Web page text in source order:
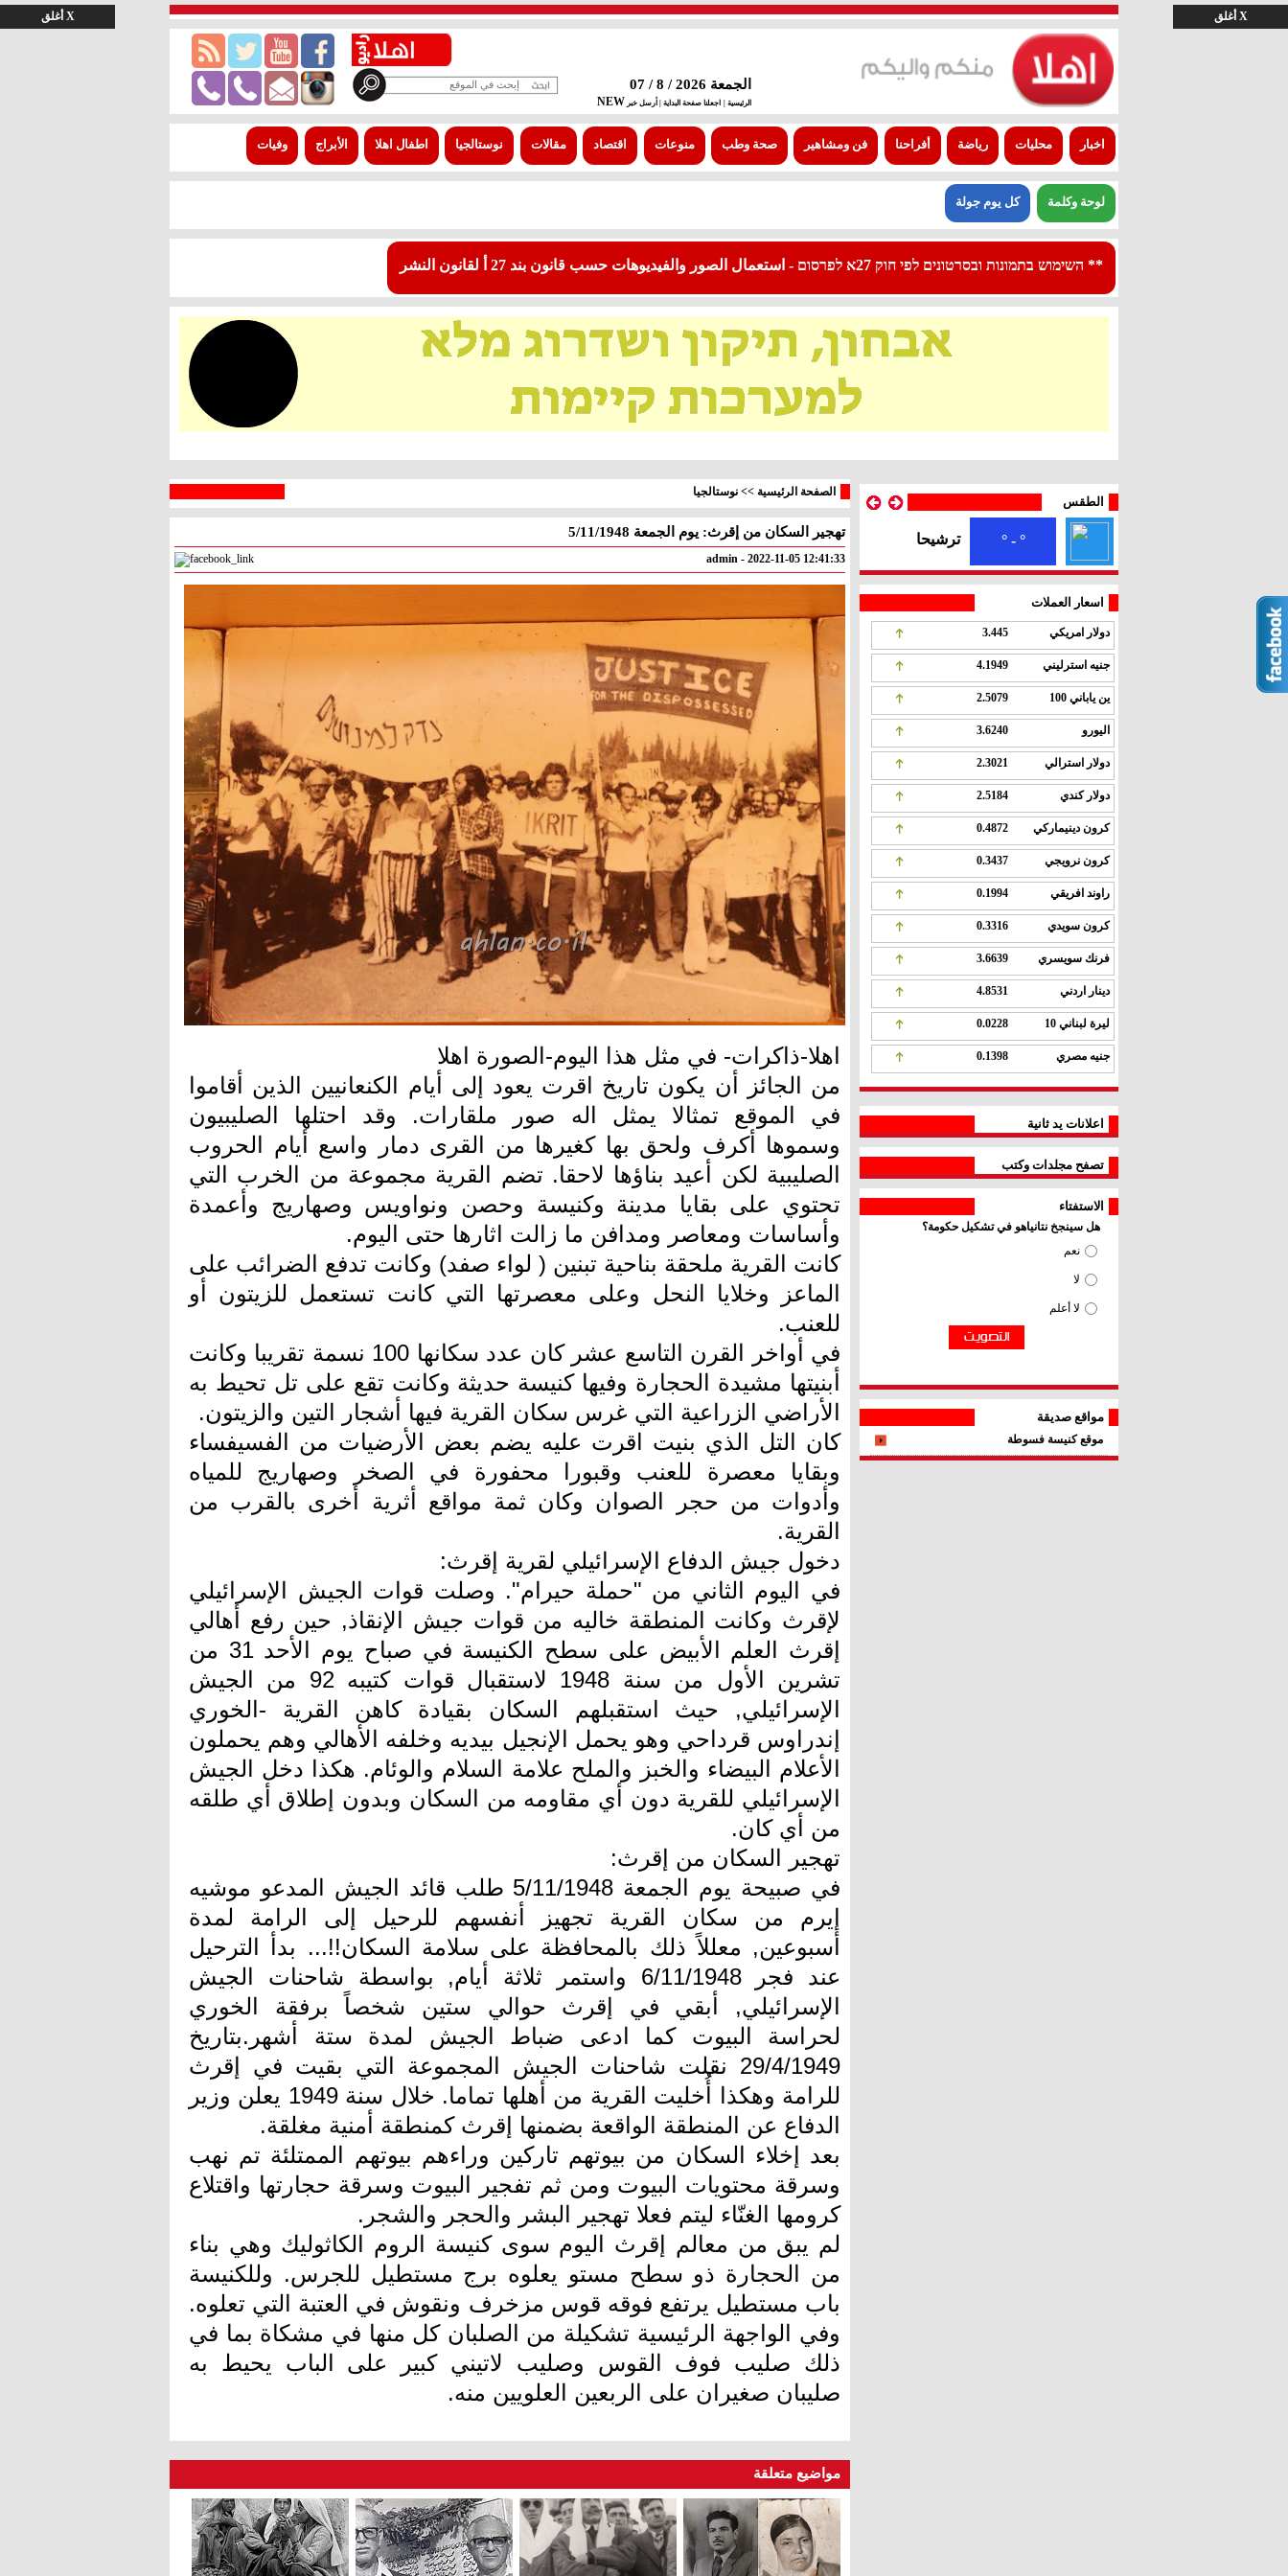
X أغلق X أغلق
الجمعة 2026 / 8 / 07
الرئيسية | اجعلنا صفحة البداية | أرسل خبر NEW
اخبار محليات رياضة أفراحنا فن ومشاهير صحة وطب منوعات اقتصاد مقالات نوستالجيا اطفال اهلا الأبراج وفيات
لوحة وكلمة كل يوم جولة
** השימוש בתמונות ובסרטונים לפי חוק 27א לפרסום - استعمال الصور والفيديوهات حسب قانون بند 27 أ لقانون النشر
الطقس
° - ° ترشيحا ° - ° معليا
اسعار العملات
دولار امريكي 3.445
جنيه استرليني 4.1949
ين ياباني 100 2.5079
اليورو 3.6240
دولار استرالي 2.3021
دولار كندي 2.5184
كرون دينيماركي 0.4872
كرون نرويجي 0.3437
راوند افريقي 0.1994
كرون سويدي 0.3316
فرنك سويسري 3.6639
دينار اردني 4.8531
ليرة لبناني 10 0.0228
جنيه مصري 0.1398
اعلانات يد ثانية
تصفح مجلدات وكتب
الاستفتاء
مواقع صديقة
موقع كنيسة فسوطة
الصفحة الرئيسية >> نوستالجيا
تهجير السكان من إقرث: يوم الجمعة 5/11/1948
admin - 2022-11-05 12:41:33
اهلا-ذاكرات- في مثل هذا اليوم-الصورة اهلا
من الجائز أن يكون تاريخ اقرت يعود إلى أيام الكنعانيين الذين أقاموا
في الموقع تمثالا يمثل اله صور ملقارات. وقد احتلها الصليبيون
وسموها أكرف ولحق بها كغيرها من القرى دمار واسع أيام الحروب
الصليبية لكن أعيد بناؤها لاحقا. تضم القرية مجموعة من الخرب التي
تحتوي على بقايا مدينة وكنيسة وحصن ونواويس وصهاريج وأعمدة
وأساسات ومعاصر ومدافن ما زالت اثارها حتى اليوم.
كانت القرية ملحقة بناحية تبنين ( لواء صفد) وكانت تدفع الضرائب على
الماعز وخلايا النحل وعلى معصرتها التي كانت تستعمل للزيتون أو
للعنب.
في أواخر القرن التاسع عشر كان عدد سكانها 100 نسمة تقريبا وكانت
أبنيتها مشيدة الحجارة وفيها كنيسة حديثة وكانت تقع على تل تحيط به
الأراضي الزراعية التي غرس سكان القرية فيها أشجار التين والزيتون.
كان التل الذي بنيت اقرت عليه يضم بعض الأرضيات من الفسيفساء
وبقايا معصرة للعنب وقبورا محفورة في الصخر وصهاريج للمياه
وأدوات من حجر الصوان وكان ثمة مواقع أثرية أخرى بالقرب من
القرية.
دخول جيش الدفاع الإسرائيلي لقرية إقرث:
في اليوم الثاني من "حملة حيرام". وصلت قوات الجيش الإسرائيلي
لإقرث وكانت المنطقة خاليه من قوات جيش الإنقاذ, حين رفع أهالي
إقرث العلم الأبيض على سطح الكنيسة في صباح يوم الأحد 31 من
تشرين الأول من سنة 1948 لاستقبال قوات كتيبه 92 من الجيش
الإسرائيلي, حيث استقبلهم السكان بقيادة كاهن القرية -الخوري
إندراوس قرداحي وهو يحمل الإنجيل بيديه وخلفه الأهالي وهم يحملون
الأعلام البيضاء والخبز والملح علامة السلام والوئام. هكذا دخل الجيش
الإسرائيلي للقرية دون أي مقاومه من السكان وبدون إطلاق أي طلقه
من أي كان.
تهجير السكان من إقرث:
في صبيحة يوم الجمعة 5/11/1948 طلب قائد الجيش المدعو موشيه
إيرم من سكان القرية تجهيز أنفسهم للرحيل إلى الرامة لمدة
أسبوعين, معللاً ذلك بالمحافظة على سلامة السكان!!... بدأ الترحيل
عند فجر 6/11/1948 واستمر ثلاثة أيام, بواسطة شاحنات الجيش
الإسرائيلي, أبقي في إقرث حوالي ستين شخصاً برفقة الخوري
لحراسة البيوت كما ادعى ضباط الجيش لمدة ستة أشهر.بتاريخ
29/4/1949 نقلت شاحنات الجيش المجموعة التي بقيت في إقرث
للرامة وهكذا أُخليت القرية من أهلها تماما. خلال سنة 1949 يعلن وزير
الدفاع عن المنطقة الواقعة بضمنها إقرث كمنطقة أمنية مغلقة.
بعد إخلاء السكان من بيوتهم تاركين وراءهم بيوتهم الممتلئة تم نهب
وسرقة محتويات البيوت ومن ثم تفجير البيوت وسرقة حجارتها واقتلاع
كرومها الغنّاء ليتم فعلا تهجير البشر والحجر والشجر.
لم يبق من معالم إقرث اليوم سوى كنيسة الروم الكاثوليك وهي بناء
من الحجارة ذو سطح مستو يعلوه برج مستطيل للجرس. وللكنيسة
باب مستطيل يرتفع فوقه قوس مزخرف ونقوش في العتبة التي تعلوه.
وفي الواجهة الرئيسية تشكيلة من الصلبان كل منها في مشكاة بما في
ذلك صليب فوف القوس وصليب لاتيني كبير على الباب يحيط به
صليبان صغيران على الربعين العلويين منه.
مواضيع متعلقة